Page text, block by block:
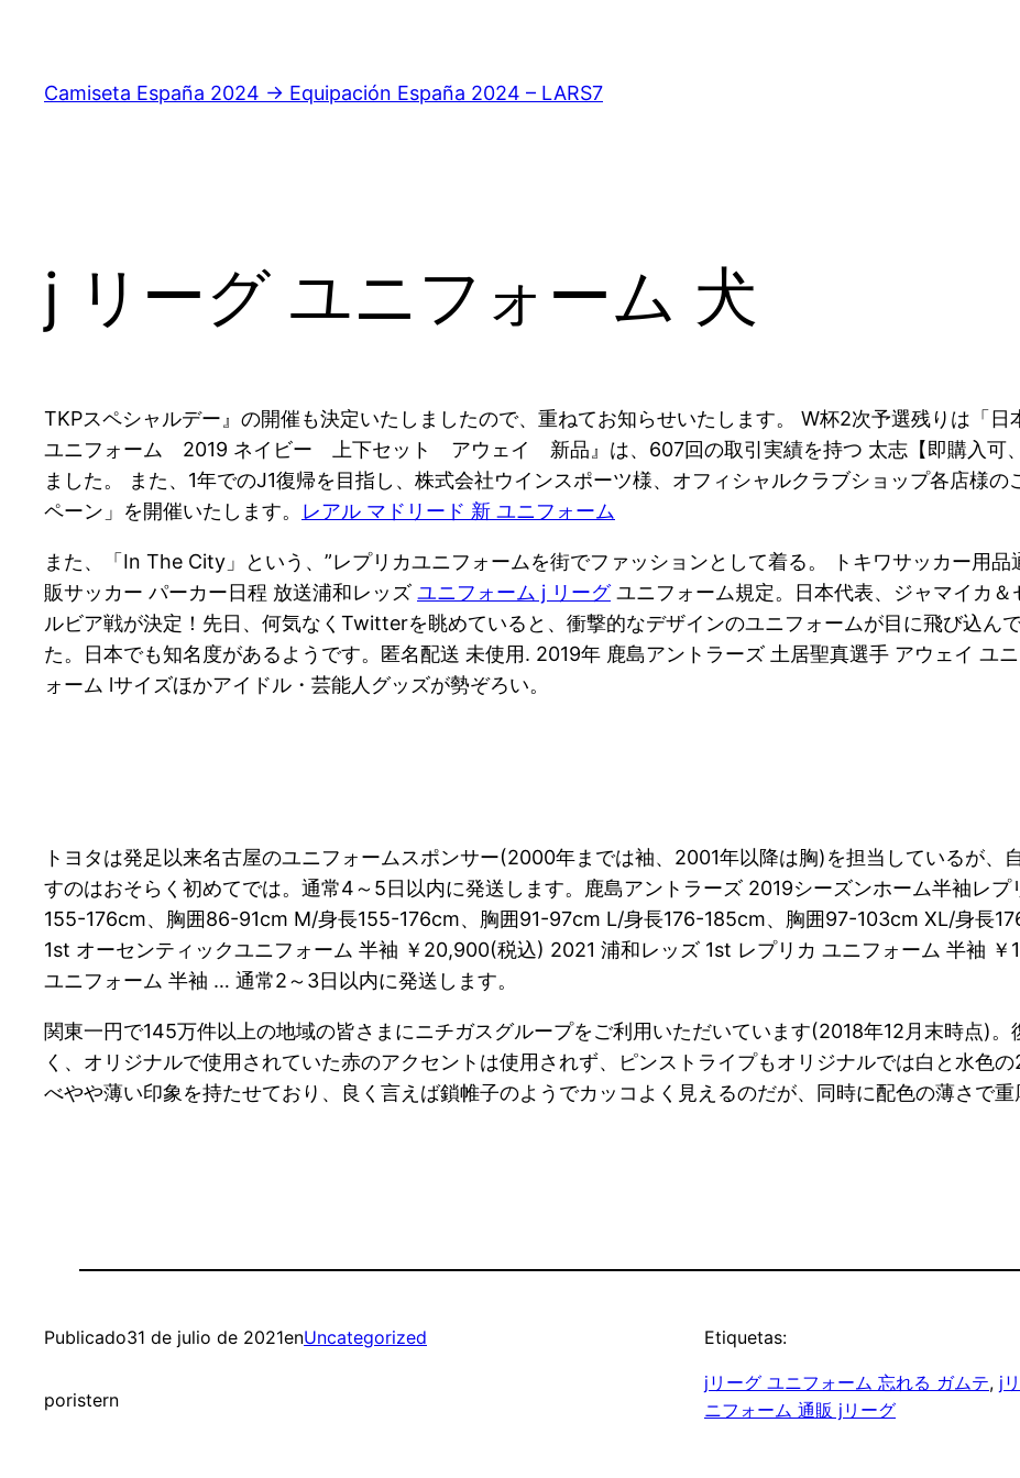
contenido
Camiseta España 2024 → Equipación España 2024 – LARS7
j リーグ ユニフォーム 犬
TKPスペシャルデー』の開催も決定いたしましたので、重ねてお知らせいたします。 W杯2次予選残りは「
ユニフォーム 2019 ネイビー 上下セット アウェイ 新品』は、607回の取引実績を持つ 太志【即購入可
ました。 また、1年でのJ1復帰を目指し、株式会社ウインスポーツ様、オフィシャルクラブショップ各店様
ペーン」を開催いたします。 レアル マドリード 新 ユニフォーム
また、「In The City」という、”レプリカユニフォームを街でファッションとして着る。 トキワサッカー用品
販サッカー パーカー日程 放送浦和レッズ ユニフォーム j リーグユニフォーム規定。日本代表、ジャマイカ＆
ルビア戦が決定！先日、何気なくTwitterを眺めていると、衝撃的なデザインのユニフォームが目に飛び込ん
た。日本でも知名度があるようです。匿名配送 未使用. 2019年 鹿島アントラーズ 土居聖真選手 アウェイ ユ
ォーム lサイズほかアイドル・芸能人グッズが勢ぞろい。
トヨタは発足以来名古屋のユニフォームスポンサー(2000年までは袖、2001年以降は胸)を担当しているが、
すのはおそらく初めてでは。通常4～5日以内に発送します。鹿島アントラーズ 2019シーズンホーム半袖レ
155-176cm、胸囲86-91cm M/身長155-176cm、胸囲91-97cm L/身長176-185cm、胸囲97-103cm XL/身長
1st オーセンティックユニフォーム 半袖 ￥20,900(税込) 2021 浦和レッズ 1st レプリカ ユニフォーム 半袖
ユニフォーム 半袖 … 通常2～3日以内に発送します。
関東一円で145万件以上の地域の皆さまにニチガスグループをご利用いただいています(2018年12月末時点)
く、オリジナルで使用されていた赤のアクセントは使用されず、ピンストライプもオリジナルでは白と水色
べやや薄い印象を持たせており、良く言えば鎖帷子のようでカッコよく見えるのだが、同時に配色の薄さで重
Publicado31 de julio de 2021enUncategorized
poristern
Etiquetas:
jリーグ ユニフォーム 忘れる ガムテ, j
ニフォーム 通販 jリーグ